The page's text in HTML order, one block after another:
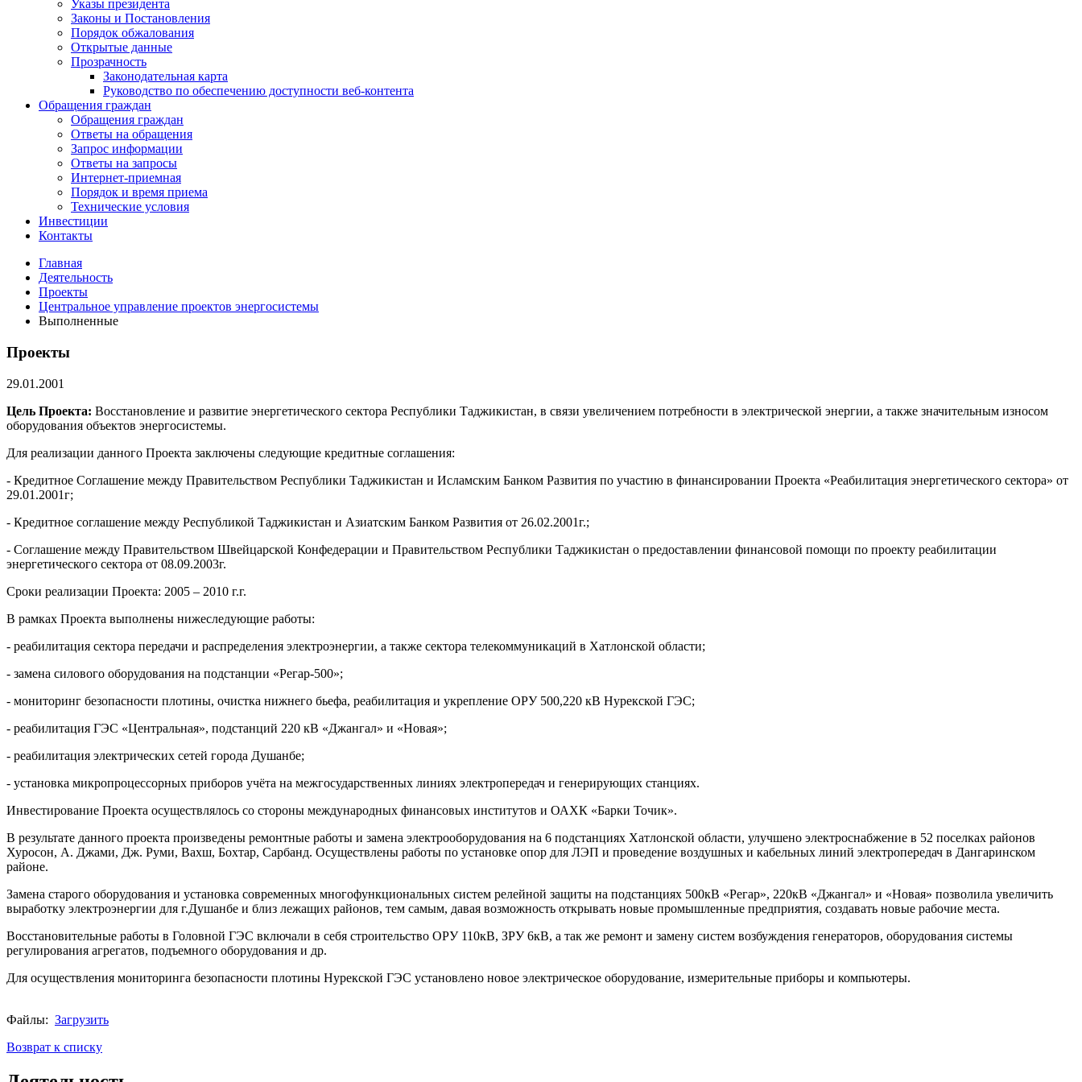
Указы президента
Законы и Постановления
Порядок обжалования
Открытые данные
Прозрачность
Законодательная карта
Руководство по обеспечению доступности веб-контента
Обращения граждан
Обращения граждан
Ответы на обращения
Запрос информации
Ответы на запросы
Интернет-приемная
Порядок и время приема
Технические условия
Инвестиции
Контакты
Главная
Деятельность
Проекты
Центральное управление проектов энергосистемы
Выполненные
Проекты
29.01.2001
Цель Проекта: Восстановление и развитие энергетического сектора Республики Таджикистан, в связи увеличением потребности в электрической энергии, а также значительным износом
оборудования объектов энергосистемы.
Для реализации данного Проекта заключены следующие кредитные соглашения:
- Кредитное Соглашение между Правительством Республики Таджикистан и Исламским Банком Развития по участию в финансировании Проекта «Реабилитация энергетического сектора» от
29.01.2001г;
- Кредитное соглашение между Республикой Таджикистан и Азиатским Банком Развития от 26.02.2001г.;
- Соглашение между Правительством Швейцарской Конфедерации и Правительством Республики Таджикистан о предоставлении финансовой помощи по проекту реабилитации
энергетического сектора от 08.09.2003г.
Сроки реализации Проекта: 2005 – 2010 г.г.
В рамках Проекта выполнены нижеследующие работы:
- реабилитация сектора передачи и распределения электроэнергии, а также сектора телекоммуникаций в Хатлонской области;
- замена силового оборудования на подстанции «Регар-500»;
- мониторинг безопасности плотины, очистка нижнего бьефа, реабилитация и укрепление ОРУ 500,220 кВ Нурекской ГЭС;
- реабилитация ГЭС «Центральная», подстанций 220 кВ «Джангал» и «Новая»;
- реабилитация электрических сетей города Душанбе;
- установка микропроцессорных приборов учёта на межгосударственных линиях электропередач и генерирующих станциях.
Инвестирование Проекта осуществлялось со стороны международных финансовых институтов и ОАХК «Барки Точик».
В результате данного проекта произведены ремонтные работы и замена электрооборудования на 6 подстанциях Хатлонской области, улучшено электроснабжение в 52 поселках районов
Хуросон, А. Джами, Дж. Руми, Вахш, Бохтар, Сарбанд. Осуществлены работы по установке опор для ЛЭП и проведение воздушных и кабельных линий электропередач в Дангаринском
районе.
Замена старого оборудования и установка современных многофункциональных систем релейной защиты на подстанциях 500кВ «Регар», 220кВ «Джангал» и «Новая» позволила увеличить
выработку электроэнергии для г.Душанбе и близ лежащих районов, тем самым, давая возможность открывать новые промышленные предприятия, создавать новые рабочие места.
Восстановительные работы в Головной ГЭС включали в себя строительство ОРУ 110кВ, ЗРУ 6кВ, а так же ремонт и замену систем возбуждения генераторов, оборудования системы
регулирования агрегатов, подъемного оборудования и др.
Для осуществления мониторинга безопасности плотины Нурекской ГЭС установлено новое электрическое оборудование, измерительные приборы и компьютеры.
Файлы: Загрузить
Возврат к списку